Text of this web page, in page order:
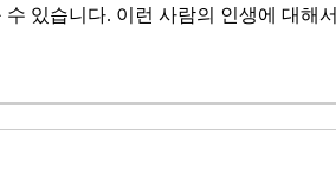
있습니다. 이런 사람의 인생에 대해서